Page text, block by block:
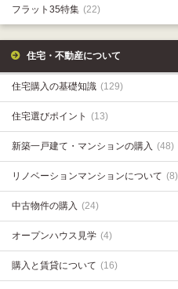
フラット35特集 (22)
住宅・不動産について
住宅購入の基礎知識 (129)
住宅選びポイント (13)
新築一戸建て・マンションの購入 (48)
リノベーションマンションについて (8)
中古物件の購入 (24)
オープンハウス見学 (4)
購入と賃貸について (16)